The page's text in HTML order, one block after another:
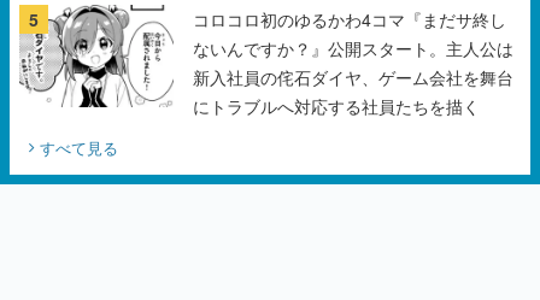
5
コロコロ初のゆるかわ4コマ『まだサ終し
ないんですか？』公開スタート。主人公は
新入社員の侘石ダイヤ、ゲーム会社を舞台
にトラブルへ対応する社員たちを描く
すべて見る